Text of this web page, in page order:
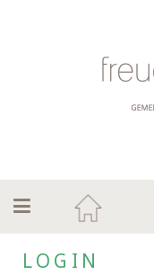
LOGIN